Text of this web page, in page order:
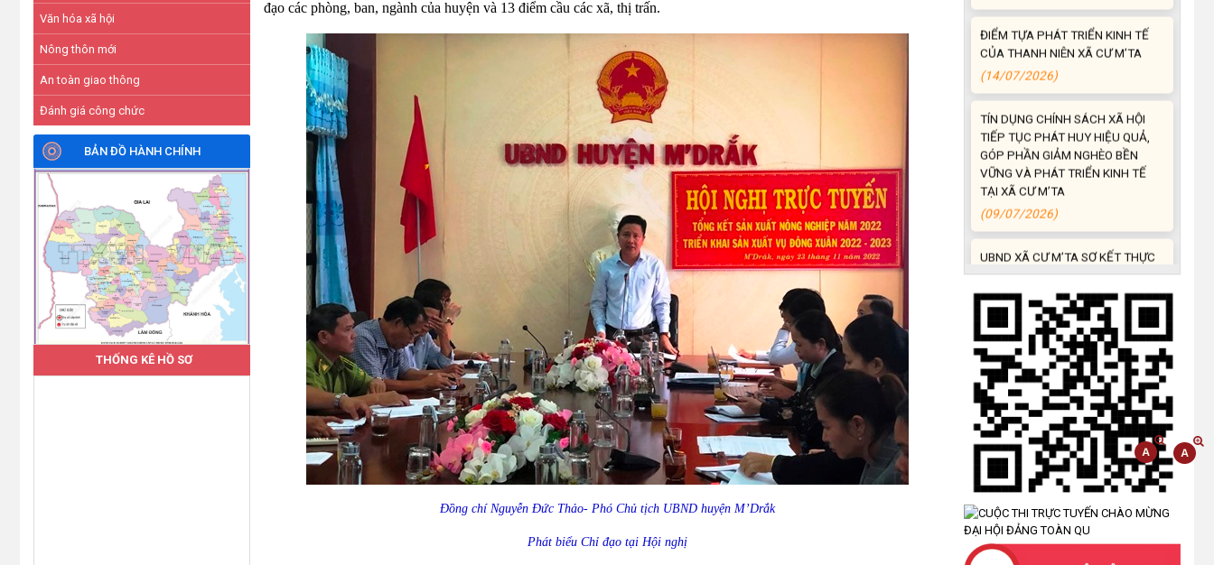
Văn hóa xã hội
Nông thôn mới
An toàn giao thông
Đánh giá công chức
BẢN ĐỒ HÀNH CHÍNH
THỐNG KÊ HỒ SƠ
đạo các phòng, ban, ngành của huyện và 13 điểm cầu các xã, thị trấn.
Đồng chí Nguyễn Đức Thảo- Phó Chủ tịch UBND huyện M’Drắk
Phát biểu Chỉ đạo tại Hội nghị
(14/07/2026)
GÓP PHẦN GIẢM NGHÈO BỀN
VỮNG VÀ PHÁT TRIỂN KINH TẾ
TẠI XÃ CƯ M’TA
(09/07/2026)
KINH TẾ - XÃ HỘI 6 THÁNG ĐẦU
(08/07/2026)
CƯ M’TA CHỦ ĐỘNG PHÒNG,
CHỐNG NGẬP ÚNG, BẢO VỆ
CÔNG TRÌNH THỦY LỢI TRONG
MÙA MƯA BÃO
(07/07/2026)
XÃ CƯ M’TA PHÁT ĐỘNG NGÀY
AN NINH MẠNG VIỆT NAM NĂM
2026
(07/08/2026)